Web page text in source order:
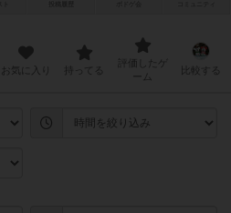
お気に入り 持ってる
評価したゲ
比較する